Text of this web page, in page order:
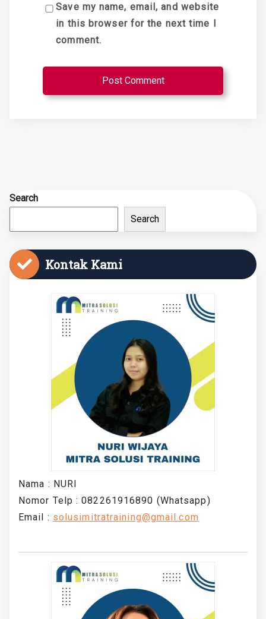
Save my name, email, and website
in this browser for the next time I
comment.
Search
Search
Kontak Kami
Nama : NURI
Nomor Telp : 082261916890 (Whatsapp)
Email : solusimitratraining@gmail.com